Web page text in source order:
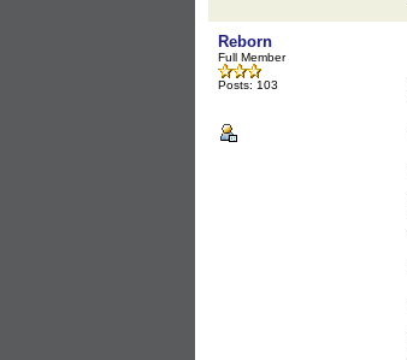
Reborn
Full Member
Posts: 103